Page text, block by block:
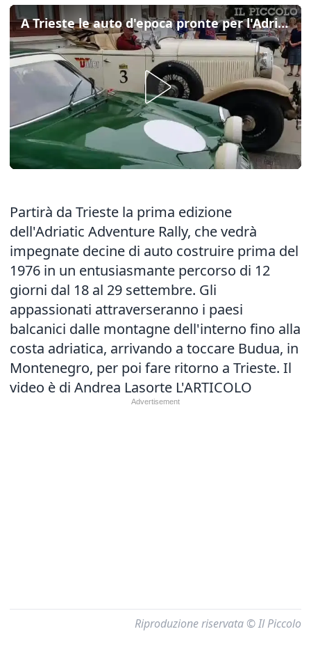
A Trieste le auto d'epoca pronte per l'Adriatic Adventure Rally
Partirà da Trieste la prima edizione
dell'Adriatic Adventure Rally, che vedrà
impegnate decine di auto costruire prima del
1976 in un entusiasmante percorso di 12
giorni dal 18 al 29 settembre. Gli
appassionati attraverseranno i paesi
balcanici dalle montagne dell'interno fino alla
costa adriatica, arrivando a toccare Budua, in
Montenegro, per poi fare ritorno a Trieste. Il
video è di Andrea Lasorte L'ARTICOLO
Riproduzione riservata © Il Piccolo